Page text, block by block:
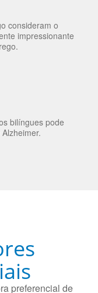
consideram o
impressionante
bilíngues pode
preferencial de